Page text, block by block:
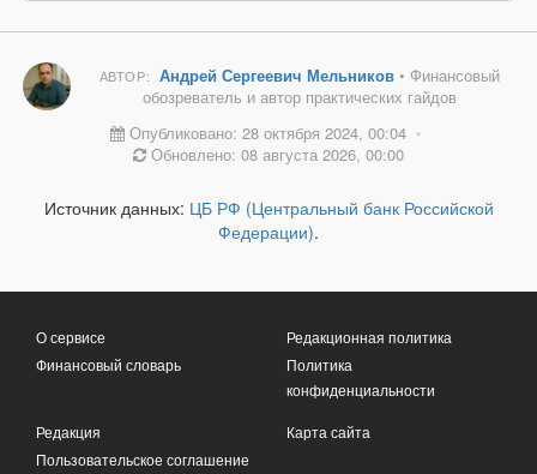
АВТОР: Андрей Сергеевич Мельников• Финансовый
обозреватель и автор практических гайдов
Опубликовано: 28 октября 2024, 00:04 •
Обновлено: 08 августа 2026, 00:00
Источник данных: ЦБ РФ (Центральный банк Российской
Федерации).
О сервисе
Финансовый словарь
Редакционная политика
Политика
конфиденциальности
Редакция
Пользовательское соглашение
Карта сайта